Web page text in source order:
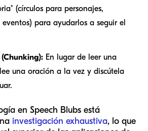
(círculos para personajes,
para ayudarlos a seguir el
En lugar de leer una
una oración a la vez y discútela
en Speech Blubs está
investigación exhaustiva, lo que